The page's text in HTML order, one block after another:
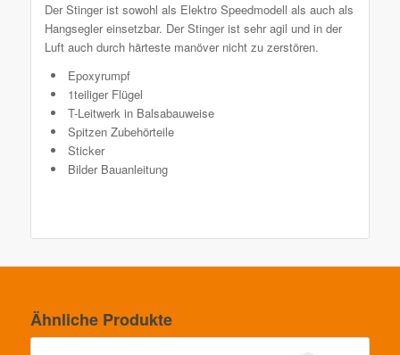
Der Stinger ist sowohl als Elektro Speedmodell als auch als
Hangsegler einsetzbar. Der Stinger ist sehr agil und in der
Luft auch durch härteste manöver nicht zu zerstören.
Epoxyrumpf
1teiliger Flügel
T-Leitwerk in Balsabauweise
Spitzen Zubehörteile
Sticker
Bilder Bauanleitung
Ähnliche Produkte